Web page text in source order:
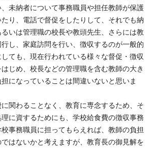
未納者について事務職員や担任教師が保護
り、電話で督促をしたりして、それでも納
いは管理職の校長や教頭先生、さらには教
し、家庭訪問を行い、徴収するのが一般的
ても、現在行われている様々な督促・徴収
じめ、校長などの管理職を含む教師の大き
になっていることは間違いないと思いま
関わることなく、教育に専念するため、そ
に資するためにも、学校給食費の徴収事務
事務職員に担ってもらえれば、教師の負担
はないかと考えますが、教育長の御見解を